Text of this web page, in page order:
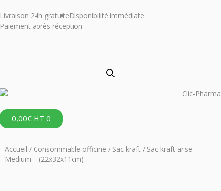
Livraison 24h gratuiteDisponibilité immédiate
Paiement après réception
0,00€ HT 0
Accueil / Consommable officine / Sac kraft / Sac kraft anse
Medium – (22x32x11cm​)